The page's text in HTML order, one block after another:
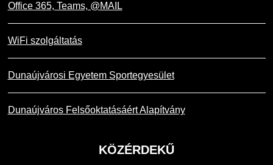
Office 365, Teams, @MAIL
WiFi szolgáltatás
Dunaújvárosi Egyetem Sportegyesület
Dunaújváros Felsőoktatásáért Alapítvány
KÖZÉRDEKŰ